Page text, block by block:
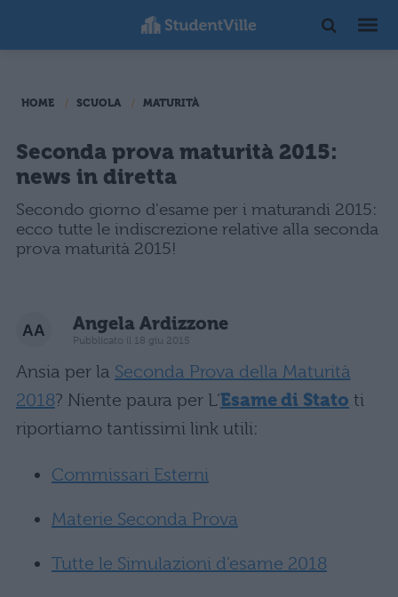
HOME SCUOLA MATURITÀ
Seconda prova maturità 2015:
news in diretta
Secondo giorno d'esame per i maturandi 2015:
ecco tutte le indiscrezione relative alla seconda
prova maturità 2015!
Angela Ardizzone
Pubblicato il 18 giu 2015
Ansia per la Seconda Prova della Maturità
2018? Niente paura per L’Esame di Stato ti
riportiamo tantissimi link utili:
Commissari Esterni
Materie Seconda Prova
Tutte le Simulazioni d’esame 2018